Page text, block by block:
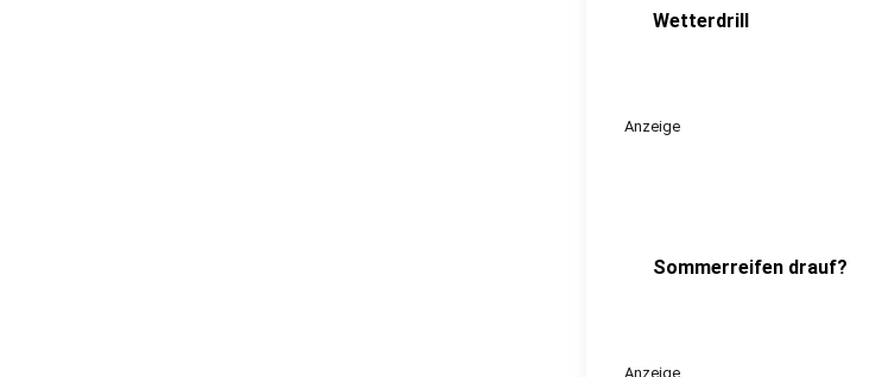
Wetterdrill
Anzeige
Sommerreifen drauf?
Anzeige